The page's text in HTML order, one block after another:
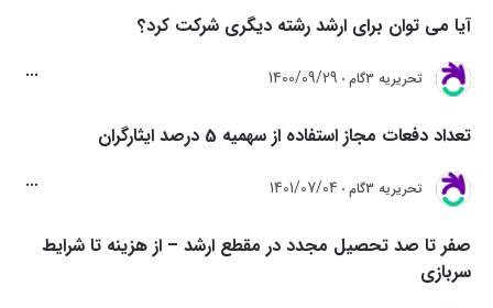
آیا می توان برای ارشد رشته دیگری شرکت کرد؟
تحريريه 3گام 1400/09/29
تعداد دفعات مجاز استفاده از سهمیه 5 درصد ایثارگران
تحريريه 3گام 1401/07/04
صفر تا صد تحصیل مجدد در مقطع ارشد – از هزینه تا شرایط
سربازی